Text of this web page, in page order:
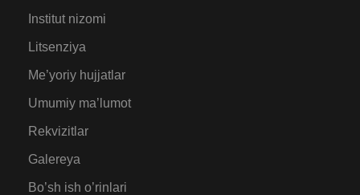
Institut nizomi
Litsenziya
Me’yoriy hujjatlar
Umumiy ma’lumot
Rekvizitlar
Galereya
Bo’sh ish o’rinlari